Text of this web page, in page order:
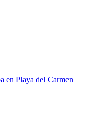
en Playa del Carmen